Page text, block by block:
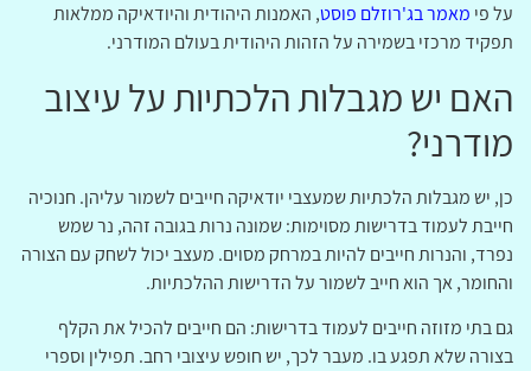
על פי מאמר בג'רוזלם פוסט, האמנות היהודית והיודאיקה ממלאות
תפקיד מרכזי בשמירה על הזהות היהודית בעולם המודרני.
האם יש מגבלות הלכתיות על עיצוב
מודרני?
כן, יש מגבלות הלכתיות שמעצבי יודאיקה חייבים לשמור עליהן. חנוכיה
חייבת לעמוד בדרישות מסוימות: שמונה נרות בגובה זהה, נר שמש
נפרד, והנרות חייבים להיות במרחק מסוים. מעצב יכול לשחק עם הצורה
והחומר, אך הוא חייב לשמור על הדרישות ההלכתיות.
גם בתי מזוזה חייבים לעמוד בדרישות: הם חייבים להכיל את הקלף
בצורה שלא תפגע בו. מעבר לכך, יש חופש עיצובי רחב. תפילין וספרי